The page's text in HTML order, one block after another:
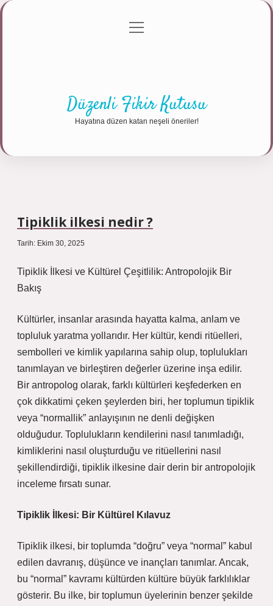
Gizlilik Politikası
menüyü
Düzenli Fikir Kutusu
Hayatına düzen katan neşeli öneriler!
Tipiklik ilkesi nedir ?
Tarih: Ekim 30, 2025
Tipiklik İlkesi ve Kültürel Çeşitlilik: Antropolojik Bir
Bakış
Kültürler, insanlar arasında hayatta kalma, anlam ve
topluluk yaratma yollarıdır. Her kültür, kendi ritüelleri,
sembolleri ve kimlik yapılarına sahip olup, toplulukları
tanımlayan ve birleştiren değerler üzerine inşa edilir.
Bir antropolog olarak, farklı kültürleri keşfederken en
çok dikkatimi çeken şeylerden biri, her toplumun tipiklik
veya “normallik” anlayışının ne denli değişken
olduğudur. Toplulukların kendilerini nasıl tanımladığı,
kimliklerini nasıl oluşturduğu ve ritüellerini nasıl
şekillendirdiği, tipiklik ilkesine dair derin bir antropolojik
inceleme fırsatı sunar.
Tipiklik İlkesi: Bir Kültürel Kılavuz
Tipiklik ilkesi, bir toplumda “doğru” veya “normal” kabul
edilen davranış, düşünce ve inançları tanımlar. Ancak,
bu “normal” kavramı kültürden kültüre büyük farklılıklar
gösterir. Bu ilke, bir toplumun üyelerinin benzer şekilde